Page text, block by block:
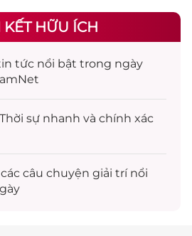
KẾT HỮU ÍCH
tức nổi bật trong ngày
Thời sự nhanh và chính xác
câu chuyện giải trínổi